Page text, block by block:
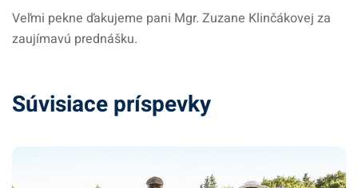
Veľmi pekne ďakujeme pani Mgr. Zuzane Klinčákovej za
zaujímavú prednášku.
Súvisiace príspevky